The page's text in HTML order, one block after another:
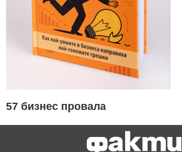
57 бизнес провала